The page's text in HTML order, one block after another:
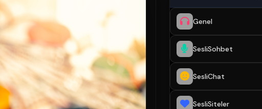
Genel
SesliSohbet
SesliChat
SesliSiteler